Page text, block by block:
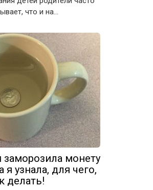
что и на…
монету
я узнала, для чего,
делать!